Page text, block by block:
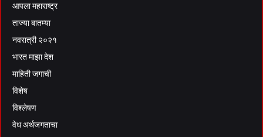
आपला महाराष्ट्र
ताज्या बातम्या
नवरात्री २०२१
भारत माझा देश
माहिती जगाची
विशेष
विश्लेषण
वेध अर्थजगताचा